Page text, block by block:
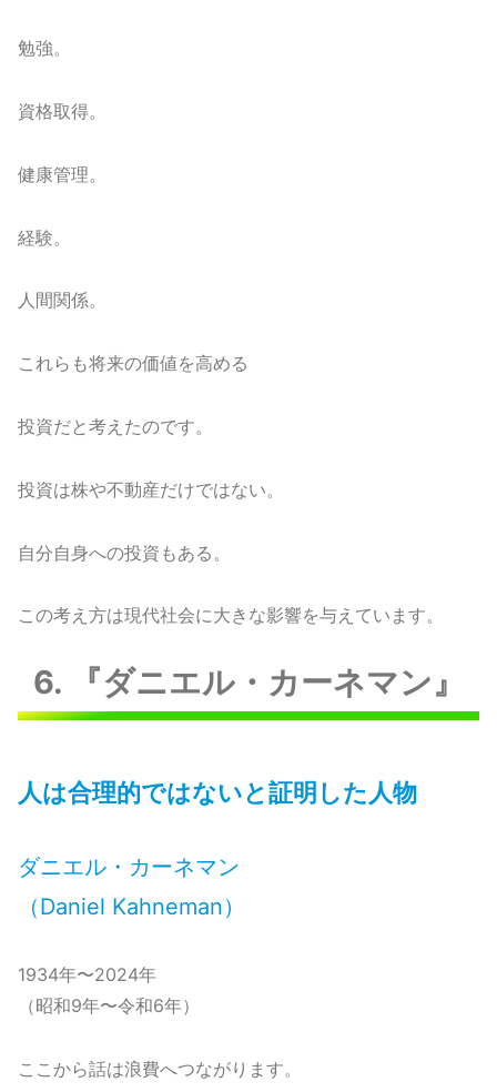
勉強。
資格取得。
健康管理。
経験。
人間関係。
これらも将来の価値を高める
投資だと考えたのです。
投資は株や不動産だけではない。
自分自身への投資もある。
この考え方は現代社会に大きな影響を与えています。
6. 『ダニエル・カーネマン』
人は合理的ではないと証明した人物
ダニエル・カーネマン
（Daniel Kahneman）
1934年〜2024年
（昭和9年〜令和6年）
ここから話は浪費へつながります。